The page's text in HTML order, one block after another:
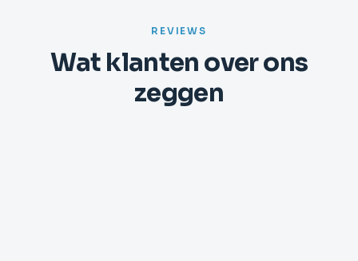
REVIEWS
Wat klanten over ons
zeggen